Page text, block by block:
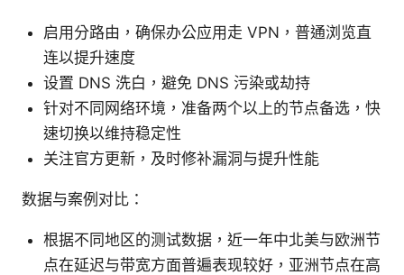
启用分路由，确保办公应用走 VPN，普通浏览直
连以提升速度
设置 DNS 洗白，避免 DNS 污染或劫持
针对不同网络环境，准备两个以上的节点备选，快
速切换以维持稳定性
关注官方更新，及时修补漏洞与提升性能
数据与案例对比：
根据不同地区的测试数据，近一年中北美与欧洲节
点在延迟与带宽方面普遍表现较好，亚洲节点在高